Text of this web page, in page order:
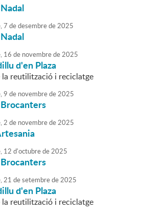
7 dedesembrede2025
16 de novembrede2025
d'en Plaza
la reutilització i reciclatge
9 de novembrede2025
2 de novembrede2025
12 d'octubrede2025
21 desetembrede2025
d'en Plaza
la reutilització i reciclatge